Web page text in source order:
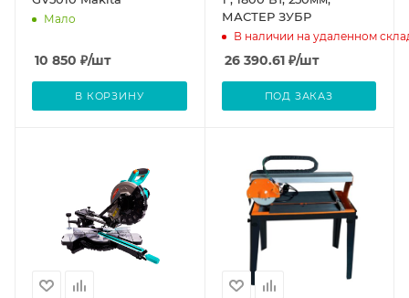
Мало
10 850 ₽/шт
В КОРЗИНУ
МАСТЕР ЗУБР
В наличии на удаленном
26 390.61₽/шт
ПОД ЗАКАЗ